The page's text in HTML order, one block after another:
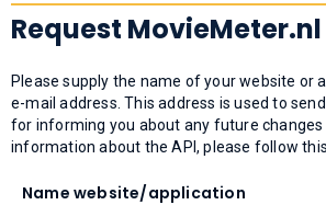
Request MovieMeter.nl
Please supply the name of your website or
e-mail address. This address is used to
for informing you about any future changes
information about the API, please follow this
Name website/application